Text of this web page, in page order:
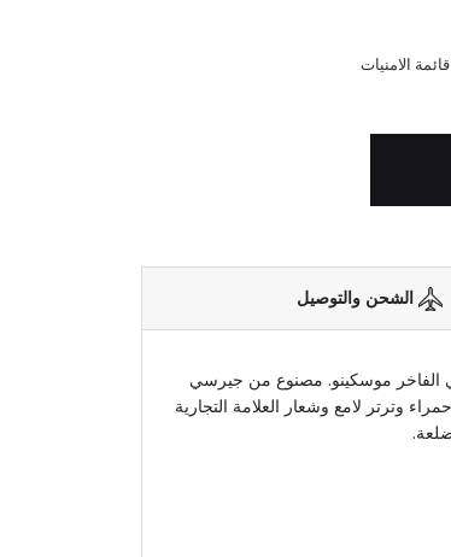
الامنيات
الشحن والتوصيل
الفاخر موسكينو. مصنوع من جيرسي
وترتر لامع وشعار العلامة التجارية